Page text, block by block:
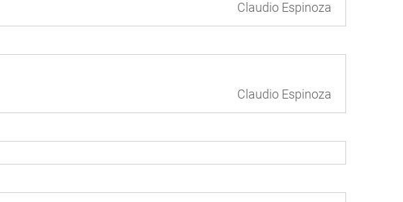
Claudio Espinoza
Claudio Espinoza